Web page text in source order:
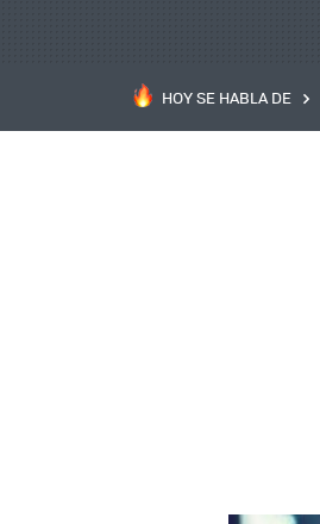
HOY SE HABLA DE